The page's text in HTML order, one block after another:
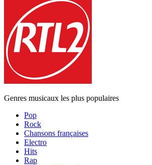
Genres musicaux les plus populaires
Pop
Rock
Chansons françaises
Electro
Hits
Rap